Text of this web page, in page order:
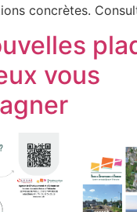
concrètes.
vous